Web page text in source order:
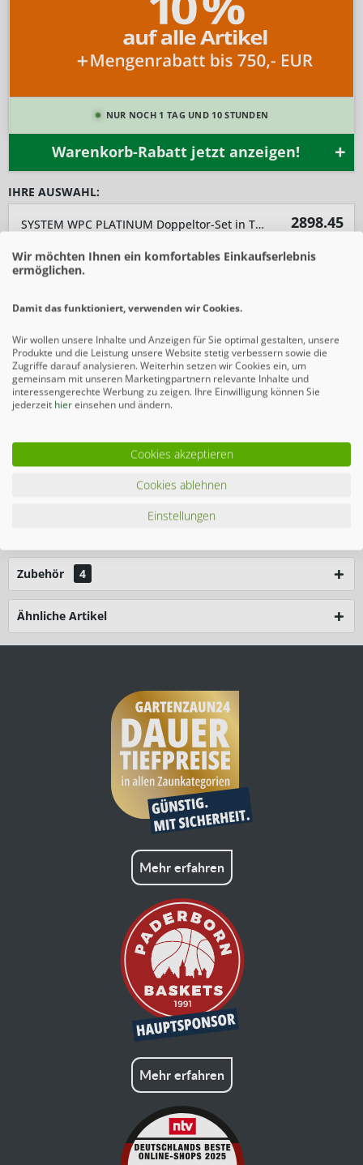
NUR NOCH 1 TAG UND 10 STUNDEN
Warenkorb-Rabatt jetzt anzeigen!
IHRE AUSWAHL:
SYSTEM WPC PLATINUM Doppeltor-Set in Taupe-Grau Breite 3600mm Höhe 1800mm
2898.45
-10% SIE SPAREN 322,05 € *
In den Warenkorb
Preise inkl. gesetzlicher MwSt.zzgl. Versandkosten
Merken
Das SYSTEM WPC PLATINUM Doppeltor-Set in der
Zubehör 4
Ähnliche Artikel
Mehr erfahren
Mehr erfahren
Wir möchten Ihnen ein komfortables Einkaufserlebnis
ermöglichen.
Damit das funktioniert, verwenden wir Cookies.
Wir wollen unsere Inhalte und Anzeigen für Sie optimal gestalten, unsere
Produkte und die Leistung unsere Website stetig verbessern sowie die
Zugriffe darauf analysieren. Weiterhin setzen wir Cookies ein, um
gemeinsam mit unseren Marketingpartnern relevante Inhalte und
interessengerechte Werbung zu zeigen. Ihre Einwilligung können Sie
jederzeit hiereinsehen und ändern.
Cookies akzeptieren
Cookies ablehnen
Einstellungen